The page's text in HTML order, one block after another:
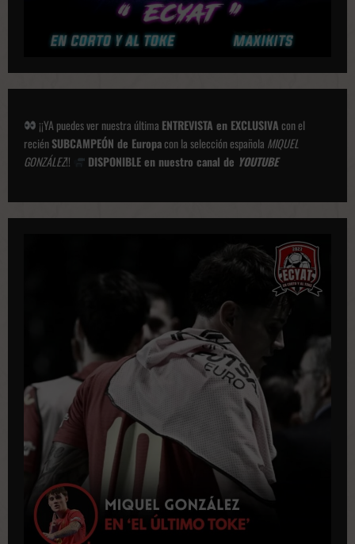
¡¡YA puedes ver nuestra última ENTREVISTA en EXCLUSIVAcon el
reciénSUBCAMPEÓN de Europacon la selección española MIQUEL
GONZÁLEZ!! DISPONIBLE en nuestro canal de YOUTUBE